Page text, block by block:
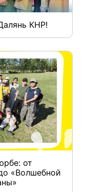
КНР!
от
«Волшебной